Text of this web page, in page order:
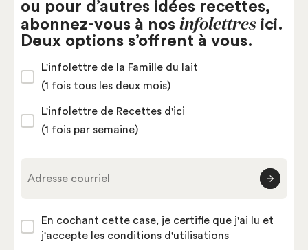
ou pour d’autres idées recettes,
abonnez-vous à nos infolettres ici.
Deux options s’offrent à vous.
L'infolettre de la Famille du lait
(1 fois tous les deux mois)
L'infolettre de Recettes d'ici
(1 fois par semaine)
Adresse courriel
En cochant cette case, je certifie que j'ai lu et
j'accepte les conditions d'utilisations